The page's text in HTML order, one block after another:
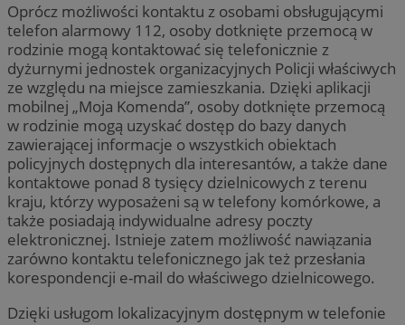
Oprócz możliwości kontaktu z osobami obsługującymi
telefon alarmowy 112, osoby dotknięte przemocą w
rodzinie mogą kontaktować się telefonicznie z
dyżurnymi jednostek organizacyjnych Policji właściwych
ze względu na miejsce zamieszkania. Dzięki aplikacji
mobilnej „Moja Komenda”, osoby dotknięte przemocą
w rodzinie mogą uzyskać dostęp do bazy danych
zawierającej informacje o wszystkich obiektach
policyjnych dostępnych dla interesantów, a także dane
kontaktowe ponad 8 tysięcy dzielnicowych z terenu
kraju, którzy wyposażeni są w telefony komórkowe, a
także posiadają indywidualne adresy poczty
elektronicznej. Istnieje zatem możliwość nawiązania
zarówno kontaktu telefonicznego jak też przesłania
korespondencji e-mail do właściwego dzielnicowego.
Dzięki usługom lokalizacyjnym dostępnym w telefonie